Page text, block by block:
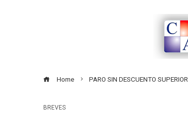
Home PARO SIN DESCUENTO SUPERIOR
BREVES